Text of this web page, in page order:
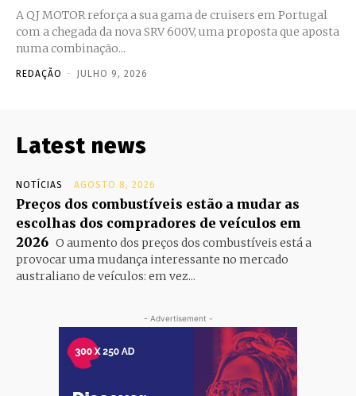
A QJ MOTOR reforça a sua gama de cruisers em Portugal
com a chegada da nova SRV 600V, uma proposta que aposta
numa combinação...
REDAÇÃO - JULHO 9, 2026
Latest news
NOTÍCIAS AGOSTO 8, 2026
Preços dos combustíveis estão a mudar as
escolhas dos compradores de veículos em
2026 O aumento dos preços dos combustíveis está a
provocar uma mudança interessante no mercado
australiano de veículos: em vez...
- Advertisement -